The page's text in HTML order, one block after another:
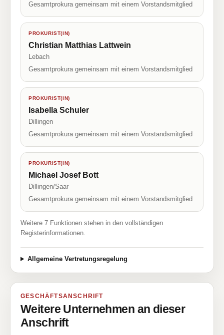
Gesamtprokura gemeinsam mit einem Vorstandsmitglied
PROKURIST(IN)
Christian Matthias Lattwein
Lebach
Gesamtprokura gemeinsam mit einem Vorstandsmitglied
PROKURIST(IN)
Isabella Schuler
Dillingen
Gesamtprokura gemeinsam mit einem Vorstandsmitglied
PROKURIST(IN)
Michael Josef Bott
Dillingen/Saar
Gesamtprokura gemeinsam mit einem Vorstandsmitglied
Weitere 7 Funktionen stehen in den vollständigen
Registerinformationen.
Allgemeine Vertretungsregelung
GESCHÄFTSANSCHRIFT
Weitere Unternehmen an dieser
Anschrift